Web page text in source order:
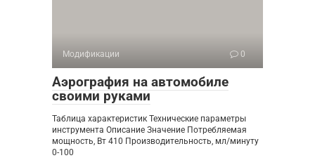
Модификации 0
Аэрография на автомобиле
своими руками
Таблица характеристик Технические параметры
инструмента Описание Значение Потребляемая
мощность, Вт 410 Производительность, мл/минуту
0-100